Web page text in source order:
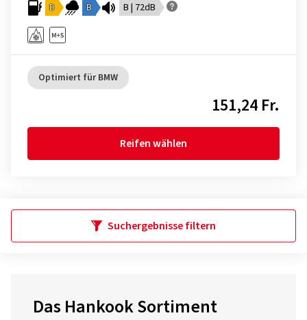
D B B | 72dB
Optimiert für BMW
151,24 Fr.
Reifen wählen
Suchergebnisse filtern
Das Hankook Sortiment